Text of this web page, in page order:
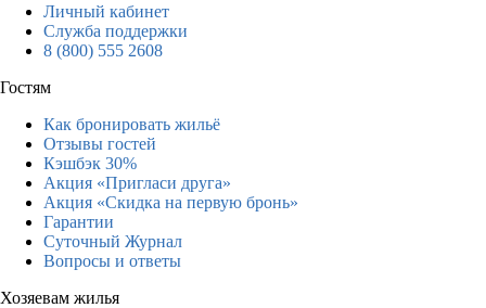
Личный кабинет
Служба поддержки
8 (800) 555 2608
Гостям
Как бронировать жильё
Отзывы гостей
Кэшбэк 30%
Акция «Пригласи друга»
Акция «Скидка на первую бронь»
Гарантии
Суточный Журнал
Вопросы и ответы
Хозяевам жилья